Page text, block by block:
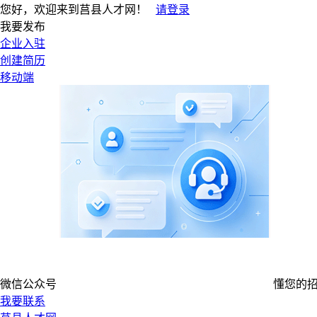
您好，欢迎来到莒县人才网！
请登录
我要发布
企业入驻
创建简历
移动端
微信公众号
懂您的
我要联系